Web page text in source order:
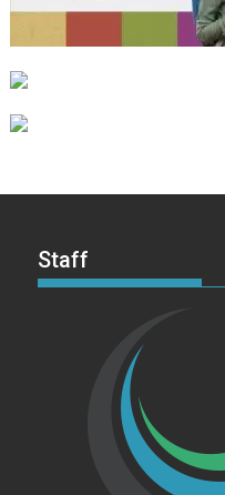
Staff